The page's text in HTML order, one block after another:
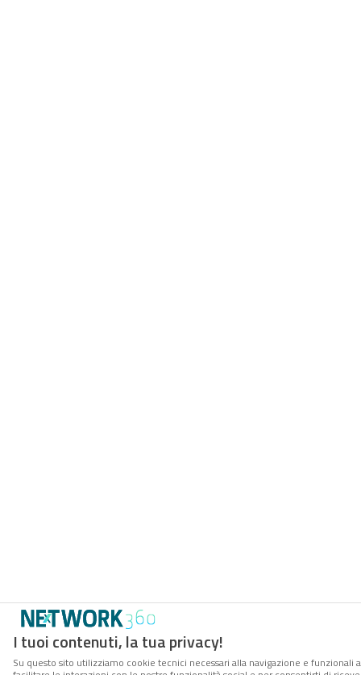
I tuoi contenuti, la tua privacy!
Su questo sito utilizziamo cookie tecnici necessari alla navigazione e